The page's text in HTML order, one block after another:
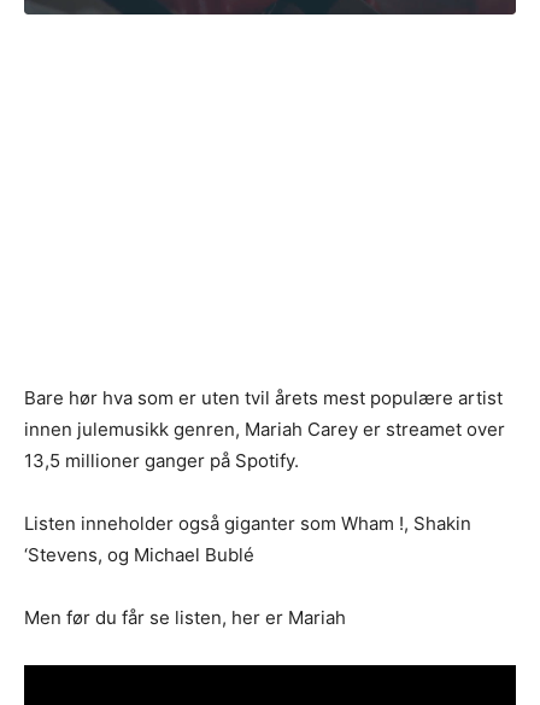
Bare hør hva som er uten tvil årets mest populære artist
innen julemusikk genren, Mariah Carey er streamet over
13,5 millioner ganger på Spotify.
Listen inneholder også giganter som Wham !, Shakin
‘Stevens, og Michael Bublé
Men før du får se listen, her er Mariah